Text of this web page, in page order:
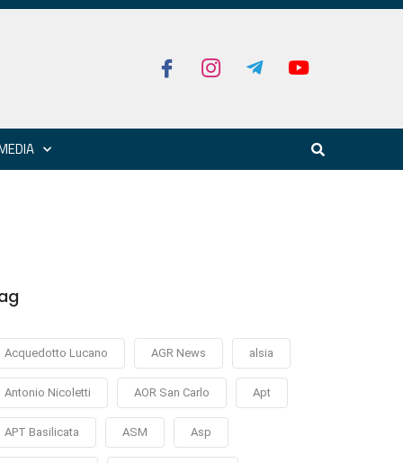
Acquedotto Lucano AGR News alsia
Antonio Nicoletti AOR San Carlo Apt
APT Basilicata ASM Asp